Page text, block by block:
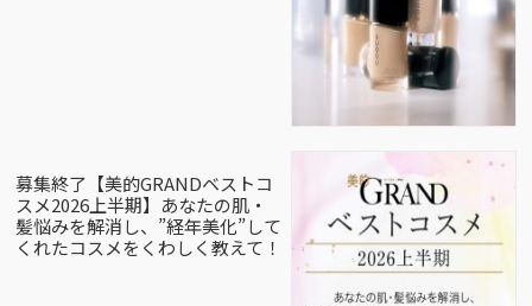
募集終了【美的GRANDベストコ
スメ2026上半期】あなたの肌・
髪悩みを解消し、”経年美化”して
くれたコスメをくわしく教えて！